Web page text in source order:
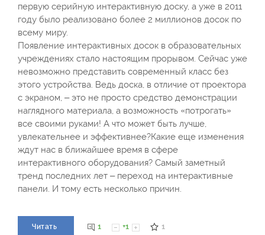
первую серийную интерактивную доску, а уже в 2011
году было реализовано более 2 миллионов досок по
всему миру.
Появление интерактивных досок в образовательных
учреждениях стало настоящим прорывом. Сейчас уже
невозможно представить современный класс без
этого устройства. Ведь доска, в отличие от проектора
с экраном, – это не просто средство демонстрации
наглядного материала, а возможность «потрогать»
все своими руками! А что может быть лучше,
увлекательнее и эффективнее?Какие еще изменения
ждут нас в ближайшее время в сфере
интерактивного оборудования? Самый заметный
тренд последних лет – переход на интерактивные
панели. И тому есть несколько причин.
Читать 1 +1 1